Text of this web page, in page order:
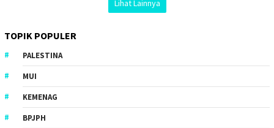
Lihat Lainnya
TOPIK POPULER
PALESTINA
MUI
KEMENAG
BPJPH